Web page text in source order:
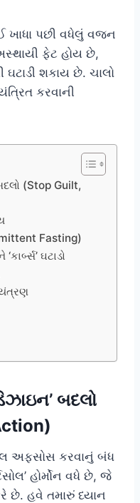
ખાધા પછી વધેલું વજન
ફેટ હોય છે,
શકાય છે. ચાલો
કરવાની
(Stop Guilt,
Fasting)
ઘટાડો
બદલો
અફસોસ કરવાનું બંધ
હોર્મોન વધે છે, જે
છે. હવે તમારું ધ્યાન